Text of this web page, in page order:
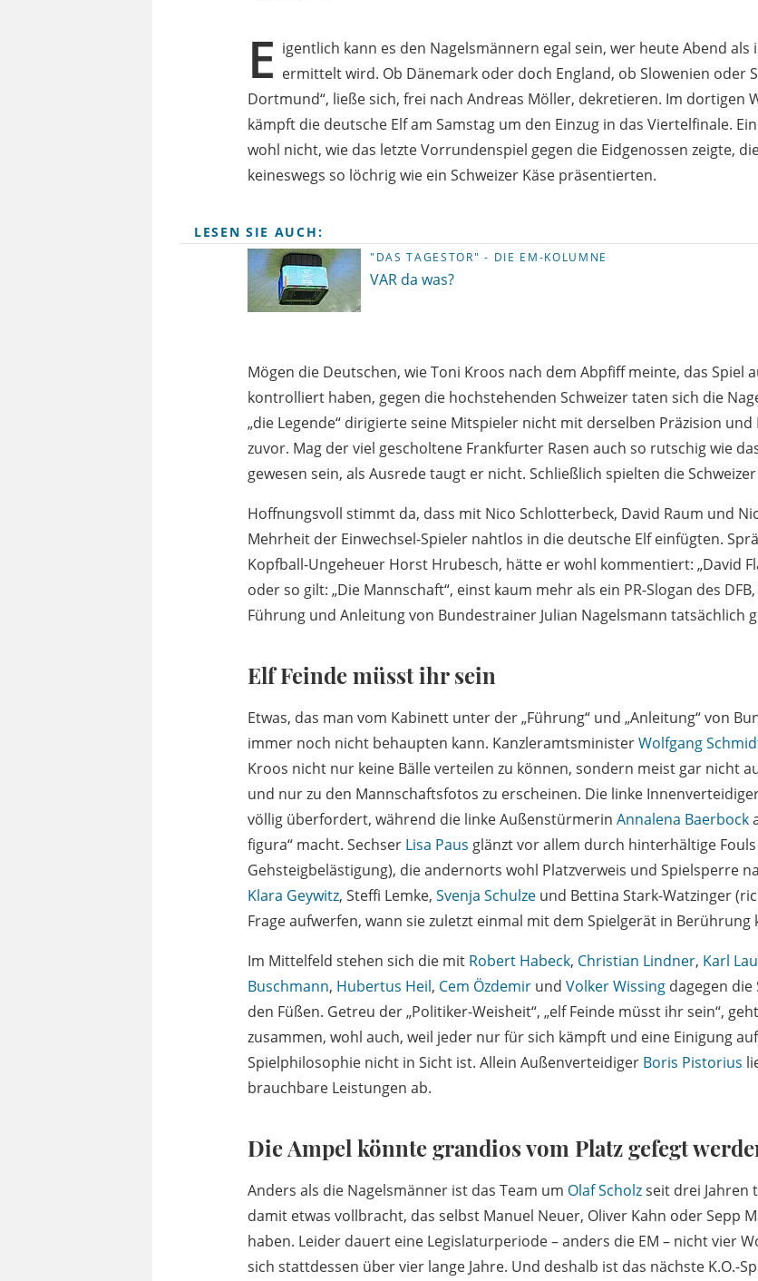
E igentlich kann es den Nagelsmännern egal sein, wer heute Abend
ermittelt wird. Ob Dänemark oder doch England, ob Slowenien oder
Dortmund“, ließe sich, frei nach Andreas Möller, dekretieren. Im dortigen
kämpft die deutsche Elf am Samstag um den Einzug in das Viertelfinale.
wohl nicht, wie das letzte Vorrundenspiel gegen die Eidgenossen zeigte,
keineswegs so löchrig wie ein Schweizer Käse präsentierten.
LESEN SIE AUCH:
"DAS TAGESTOR" - DIE EM-KOLUMNE
VAR da was?
Mögen die Deutschen, wie Toni Kroos nach dem Abpfiff meinte, das Spiel
kontrolliert haben, gegen die hochstehenden Schweizer taten sich die
„die Legende“ dirigierte seine Mitspieler nicht mit derselben Präzision und
zuvor. Mag der viel gescholtene Frankfurter Rasen auch so rutschig wie
gewesen sein, als Ausrede taugt er nicht. Schließlich spielten die
Hoffnungsvoll stimmt da, dass mit Nico Schlotterbeck, David Raum und
Mehrheit der Einwechsel-Spieler nahtlos in die deutsche Elf einfügten.
Kopfball-Ungeheuer Horst Hrubesch, hätte er wohl kommentiert: „David
oder so gilt: „Die Mannschaft“, einst kaum mehr als ein PR-Slogan des
Führung und Anleitung von Bundestrainer Julian Nagelsmann tatsächlich
Elf Feinde müsst ihr sein
Etwas, das man vom Kabinett unter der „Führung“ und „Anleitung“ von
immer noch nicht behaupten kann. KanzleramtsministerWolfgang
Kroos nicht nur keine Bälle verteilen zu können, sondern meist gar nicht
und nur zu den Mannschaftsfotos zu erscheinen. Die linke
völlig überfordert, während die linke Außenstürmerin Annalena Baerbock
figura“ macht. Sechser Lisa Paus glänzt vor allem durch hinterhältige
Gehsteigbelästigung), die andernorts wohl Platzverweis und Spielsperre
Klara Geywitz, Steffi Lemke, Svenja Schulze und Bettina Stark-Watzinger
Frage aufwerfen, wann sie zuletzt einmal mit dem Spielgerät in Berührung
Im Mittelfeld stehen sich die mit Robert Habeck, Christian Lindner, Karl
Buschmann, Hubertus Heil, Cem Özdemir und Volker Wissing dagegen
den Füßen. Getreu der „Politiker-Weisheit“, „elf Feinde müsst ihr sein“,
zusammen, wohl auch, weil jeder nur für sich kämpft und eine Einigung
Spielphilosophie nicht in Sicht ist. Allein Außenverteidiger Boris Pistorius
brauchbare Leistungen ab.
Die Ampel könnte grandios vom Platz gefegt
Anders als die Nagelsmänner ist das Team um Olaf Scholzseit drei Jahren
damit etwas vollbracht, das selbst Manuel Neuer, Oliver Kahn oder Sepp
haben. Leider dauert eine Legislaturperiode – anders die EM – nicht vier
sich stattdessen über vier lange Jahre. Und deshalb ist das nächste K.O.-